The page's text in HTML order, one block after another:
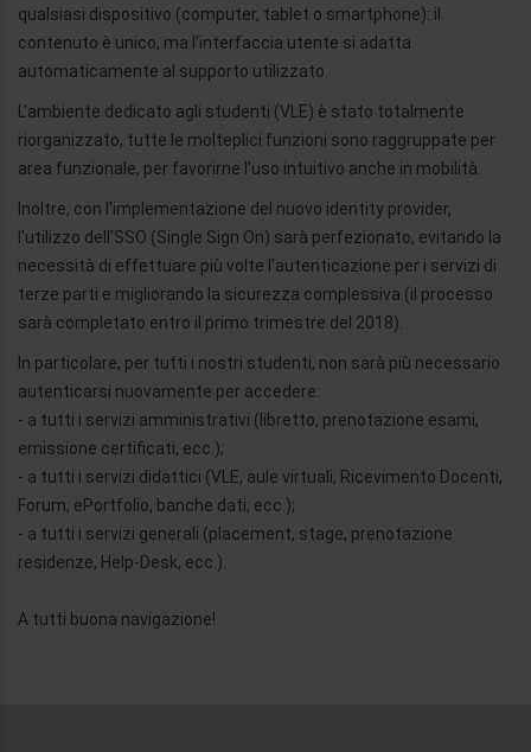
qualsiasi dispositivo (computer, tablet o smartphone): il
contenuto è unico, ma l’interfaccia utente si adatta
automaticamente al supporto utilizzato.
L'ambiente dedicato agli studenti (VLE) è stato totalmente
riorganizzato, tutte le molteplici funzioni sono raggruppate per
area funzionale, per favorirne l'uso intuitivo anche in mobilità.
Inoltre, con l'implementazione del nuovo identity provider,
l'utilizzo dell'SSO (Single Sign On) sarà perfezionato, evitando la
necessità di effettuare più volte l'autenticazione per i servizi di
terze parti e migliorando la sicurezza complessiva (il processo
sarà completato entro il primo trimestre del 2018).
In particolare, per tutti i nostri studenti, non sarà più necessario
autenticarsi nuovamente per accedere:
- a tutti i servizi amministrativi (libretto, prenotazione esami,
emissione certificati, ecc.);
- a tutti i servizi didattici (VLE, aule virtuali, Ricevimento Docenti,
Forum, ePortfolio, banche dati, ecc.);
- a tutti i servizi generali (placement, stage, prenotazione
residenze, Help-Desk, ecc.).
A tutti buona navigazione!